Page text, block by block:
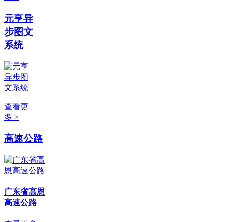
元亨异
步图文
系统
查看更
多 >
高速公路
广东省高恩
高速公路